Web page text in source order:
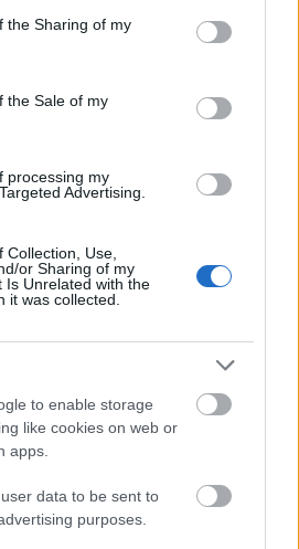
usage behaviour. You may click to
Google and its third-party tags to
specified purposes in below Google
the Sharing of my
the Sale of my
processing my
Advertising.
Use,
or Sharing of my
Is Unrelated with the
it was collected.
to enable storage
like cookies on web or
apps.
data to be sent to
purposes.
például Szakács Gergő,
vagy éppen Barabás
minden, ami Petőfi.
programokkal,
bemutatva a PKÜ
Természetesen a zene
a Hajógyár színpadán a
az ismertebb
zenei műfajban alkotó
magát, köztük a
támogatottjai is. Itt lép fel
a Fiúk, a Belau,
Projekt, Lil Frakk és Sisi
a saját bemutató mellett
élvezhetjük majd, mint